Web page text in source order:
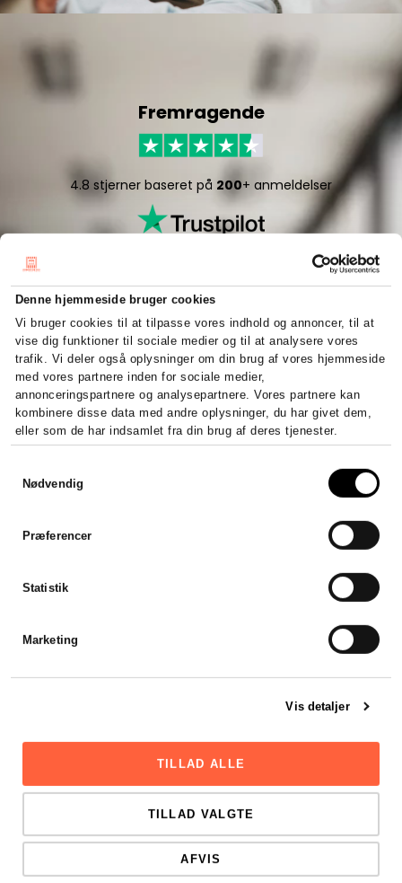
Denne hjemmeside bruger cookies
Vi bruger cookies til at tilpasse vores indhold og annoncer, til at
vise dig funktioner til sociale medier og til at analysere vores
trafik. Vi deler også oplysninger om din brug af vores hjemmeside
med vores partnere inden for sociale medier,
annonceringspartnere og analysepartnere. Vores partnere kan
kombinere disse data med andre oplysninger, du har givet dem,
eller som de har indsamlet fra din brug af deres tjenester.
Nødvendig
Præferencer
Statistik
Marketing
Vis detaljer
TILLAD ALLE
TILLAD VALGTE
AFVIS
Fremragende
4.8 stjerner baseret på 200+ anmeldelser
5/5 stjerner baseret på 50 + anmeldelser